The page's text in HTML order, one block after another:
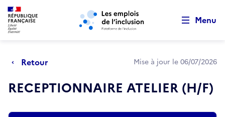
Aller au menu principal Aller au contenu principal
Menu
Retour Mise à jour le 06/07/2026
RECEPTIONNAIRE ATELIER (H/F)
Retour au début de la page
Panneau de gestion des cookies